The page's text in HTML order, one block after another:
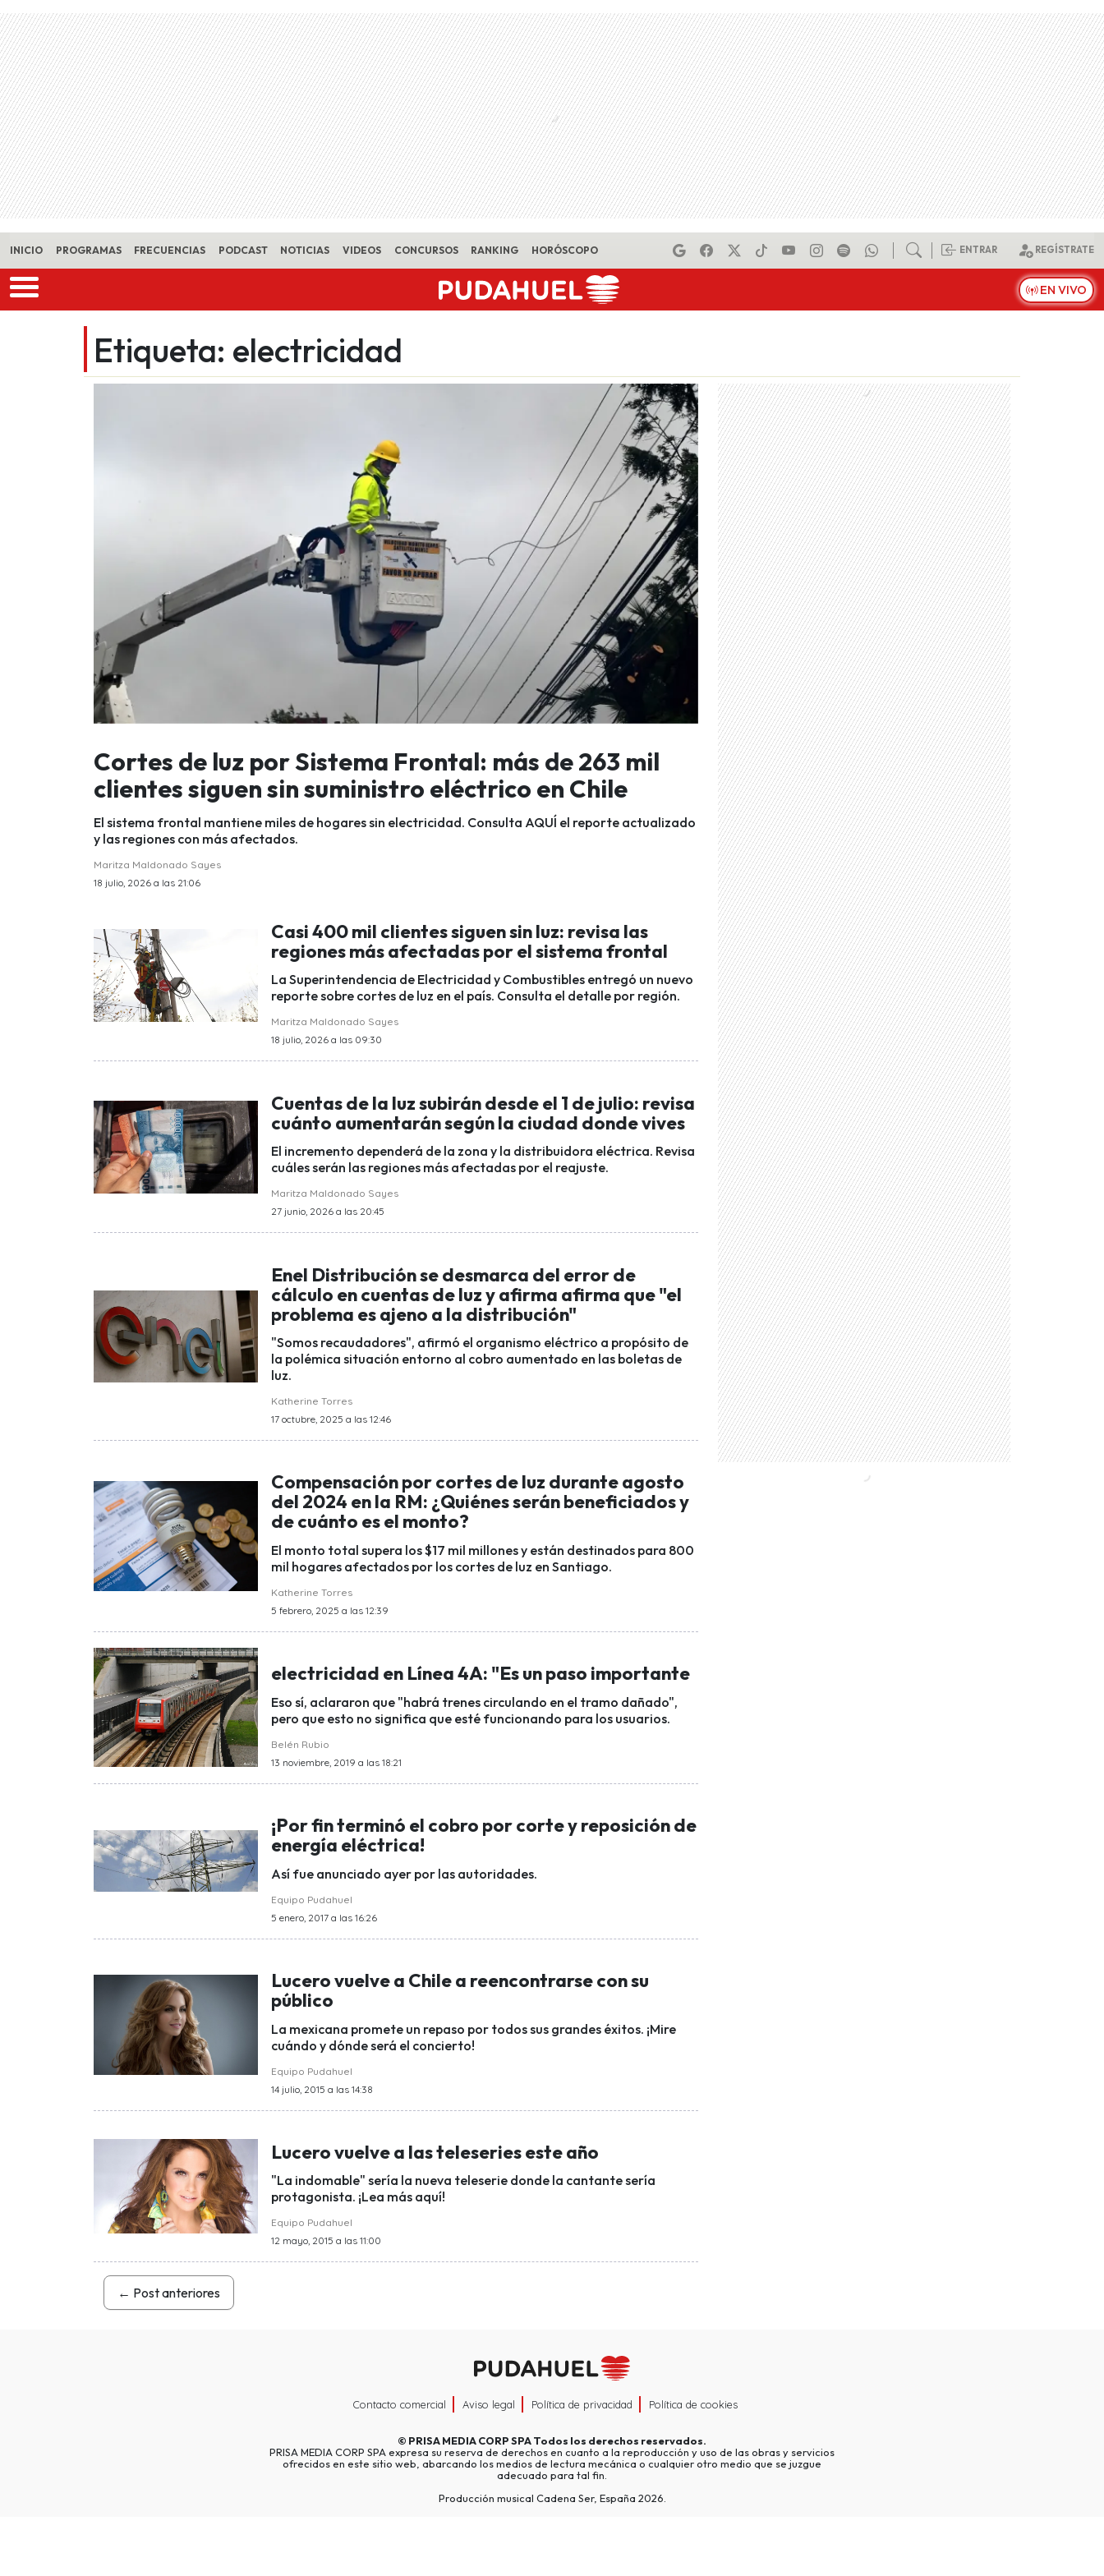
Skip to main content
INICIO PROGRAMAS FRECUENCIAS PODCAST NOTICIAS VIDEOS CONCURSOS RANKING HORÓSCOPO ENTRAR REGÍSTRATE
EN VIVO
Etiqueta: electricidad
Cortes de luz por Sistema Frontal: más de 263 mil
clientes siguen sin suministro eléctrico en Chile
El sistema frontal mantiene miles de hogares sin electricidad. Consulta AQUÍ el reporte actualizado
y las regiones con más afectados.
Maritza Maldonado Sayes
18 julio, 2026 a las 21:06
Casi 400 mil clientes siguen sin luz: revisa las
regiones más afectadas por el sistema frontal
La Superintendencia de Electricidad y Combustibles entregó un nuevo
reporte sobre cortes de luz en el país. Consulta el detalle por región.
Maritza Maldonado Sayes
18 julio, 2026 a las 09:30
Cuentas de la luz subirán desde el 1 de julio: revisa
cuánto aumentarán según la ciudad donde vives
El incremento dependerá de la zona y la distribuidora eléctrica. Revisa
cuáles serán las regiones más afectadas por el reajuste.
Maritza Maldonado Sayes
27 junio, 2026 a las 20:45
Enel Distribución se desmarca del error de
cálculo en cuentas de luz y afirma afirma que "el
problema es ajeno a la distribución"
"Somos recaudadores", afirmó el organismo eléctrico a propósito de
la polémica situación entorno al cobro aumentado en las boletas de
luz.
Katherine Torres
17 octubre, 2025 a las 12:46
Compensación por cortes de luz durante agosto
del 2024 en la RM: ¿Quiénes serán beneficiados y
de cuánto es el monto?
El monto total supera los $17 mil millones y están destinados para 800
mil hogares afectados por los cortes de luz en Santiago.
Katherine Torres
5 febrero, 2025 a las 12:39
electricidad en Línea 4A: "Es un paso importante
Eso sí, aclararon que "habrá trenes circulando en el tramo dañado",
pero que esto no significa que esté funcionando para los usuarios.
Belén Rubio
13 noviembre, 2019 a las 18:21
¡Por fin terminó el cobro por corte y reposición de
energía eléctrica!
Así fue anunciado ayer por las autoridades.
Equipo Pudahuel
5 enero, 2017 a las 16:26
Lucero vuelve a Chile a reencontrarse con su
público
La mexicana promete un repaso por todos sus grandes éxitos. ¡Mire
cuándo y dónde será el concierto!
Equipo Pudahuel
14 julio, 2015 a las 14:38
Lucero vuelve a las teleseries este año
"La indomable" sería la nueva teleserie donde la cantante sería
protagonista. ¡Lea más aquí!
Equipo Pudahuel
12 mayo, 2015 a las 11:00
← Post anteriores
Contacto comercial Aviso legal Política de privacidad Política de cookies
© PRISA MEDIA CORP SPATodos los derechos reservados.
PRISA MEDIA CORP SPA expresa su reserva de derechos en cuanto a la reproducción y uso de las obras y servicios
ofrecidos en este sitio web, abarcando los medios de lectura mecánica o cualquier otro medio que se juzgue
adecuado para tal fin.
Producción musical Cadena Ser, España 2026.